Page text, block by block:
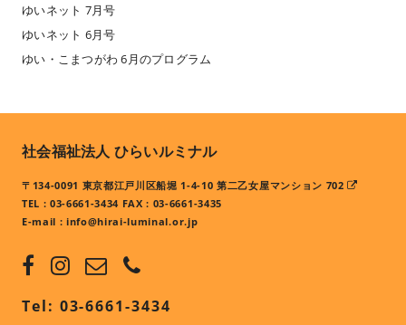
ゆいネット 7月号
ゆいネット 6月号
ゆい・こまつがわ 6月のプログラム
社会福祉法人 ひらいルミナル
〒134-0091 東京都江戸川区船堀 1-4-10 第二乙女屋マンション 702
TEL : 03-6661-3434 FAX : 03-6661-3435
E-mail :info@hirai-luminal.or.jp
Tel: 03-6661-3434